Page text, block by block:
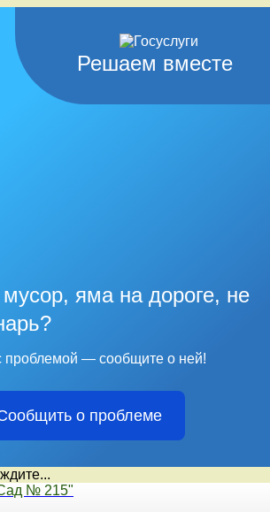
Решаем вместе
яма на дороге, не
проблемой — сообщите о ней!
о проблеме
№ 215"